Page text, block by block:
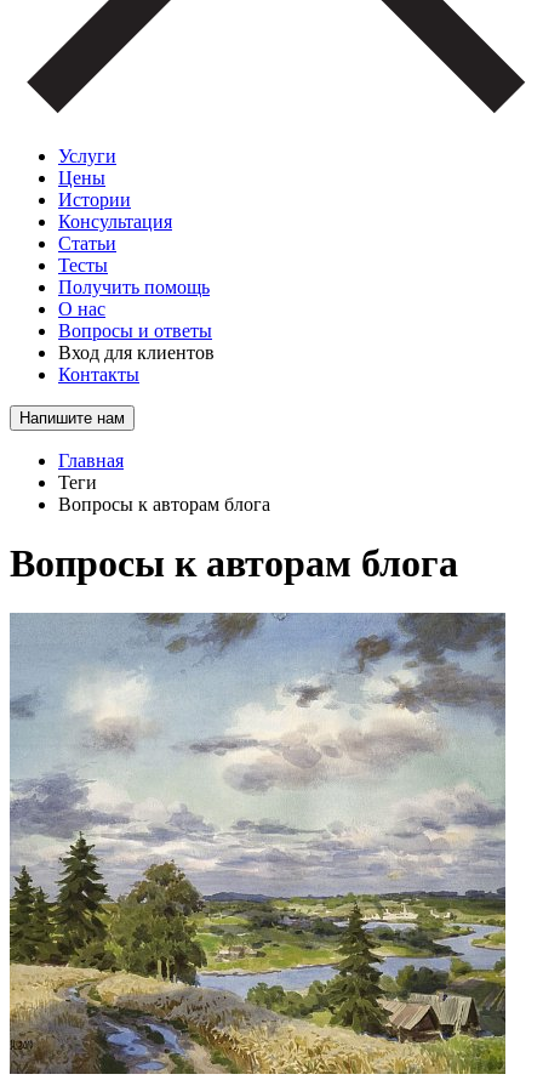
Услуги
Цены
Истории
Консультация
Статьи
Тесты
Получить помощь
О нас
Вопросы и ответы
Вход для клиентов
Контакты
Напишите нам
Главная
Теги
Вопросы к авторам блога
Вопросы к авторам блога